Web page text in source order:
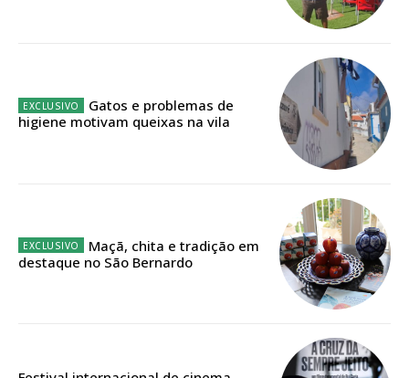
Escolha o plano de assinatura desejado:
32€
Edição em papel entregue à Quinta-feira em sua
Gatos e problemas de
higiene motivam queixas na vila
Maçã, chita e tradição em
destaque no São Bernardo